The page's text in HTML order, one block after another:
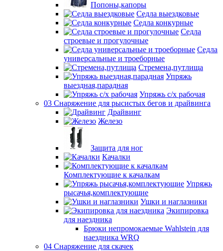
Попоны,капоры
Седла выездковые
Седла конкурные
Седла
строевые и прогулочные
Седла
универсальные и троеборные
Стремена,путлища
Упряжь
выездная,парадная
Упряжь с/х рабочая
03 Снаряжение для рысистых бегов и драйвинга
Драйвинг
Железо
Защита для ног
Качалки
Комплектующие к качалкам
Упряжь
рысачья,комплектующие
Ушки и наглазники
Экипировка
для наездника
Брюки непромокаемые Wahlstein для
наездника WRQ
04 Снаряжение для скачек